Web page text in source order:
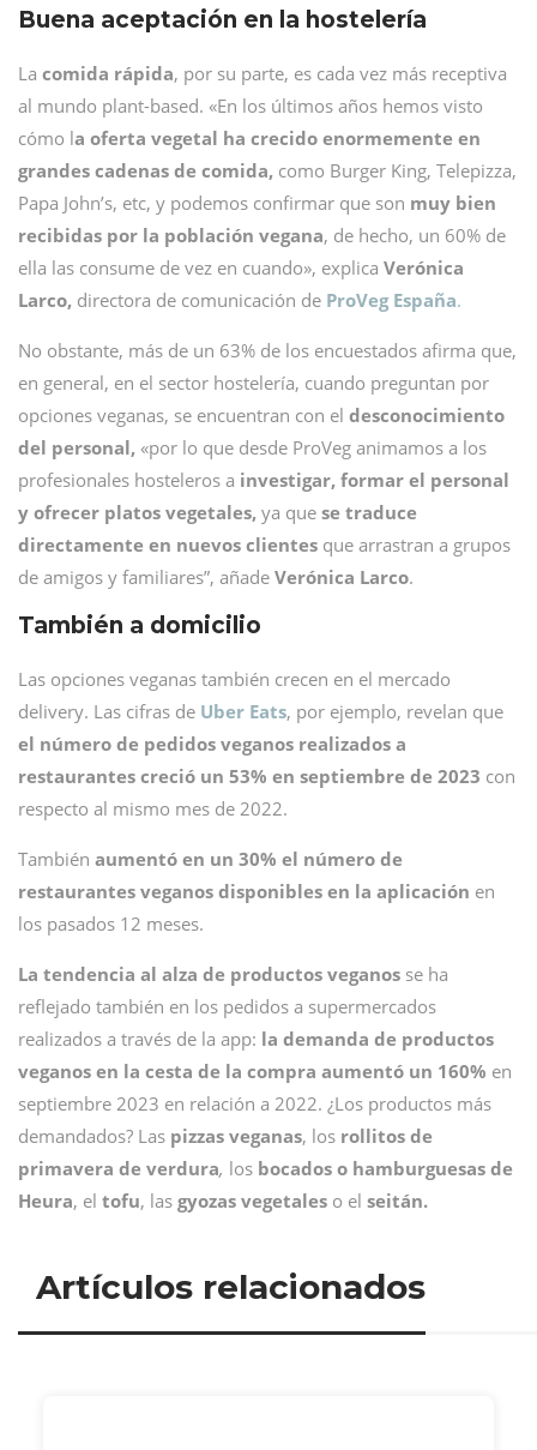
Buena aceptación en la hostelería
La comida rápida, por su parte, es cada vez más receptiva
al mundo plant-based. «En los últimos años hemos visto
cómo la oferta vegetal ha crecido enormemente en
grandes cadenas de comida, como Burger King, Telepizza,
Papa John’s, etc, y podemos confirmar que son muy bien
recibidas por la población vegana, de hecho, un 60% de
ella las consume de vez en cuando», explica Verónica
Larco, directora de comunicación de ProVeg España.
No obstante, más de un 63% de los encuestados afirma que,
en general, en el sector hostelería, cuando preguntan por
opciones veganas, se encuentran con el desconocimiento
del personal, «por lo que desde ProVeg animamos a los
profesionales hosteleros a investigar, formar el personal
y ofrecer platos vegetales, ya que se traduce
directamente en nuevos clientes que arrastran a grupos
de amigos y familiares”, añade Verónica Larco.
También a domicilio
Las opciones veganas también crecen en el mercado
delivery. Las cifras de Uber Eats, por ejemplo, revelan que
el número de pedidos veganos realizados a
restaurantes creció un 53% en septiembre de 2023 con
respecto al mismo mes de 2022.
También aumentó en un 30% el número de
restaurantes veganos disponibles en la aplicación en
los pasados 12 meses.
La tendencia al alza de productos veganos se ha
reflejado también en los pedidos a supermercados
realizados a través de la app: la demanda de productos
veganos en la cesta de la compra aumentó un 160% en
septiembre 2023 en relación a 2022. ¿Los productos más
demandados? Las pizzas veganas, los rollitos de
primavera de verdura, los bocados o hamburguesas de
Heura, el tofu, las gyozas vegetales o el seitán.
Artículos relacionados